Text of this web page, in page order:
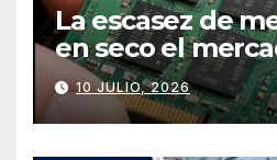
La escasez de
en seco el
de PCs
10 JULIO, 2026